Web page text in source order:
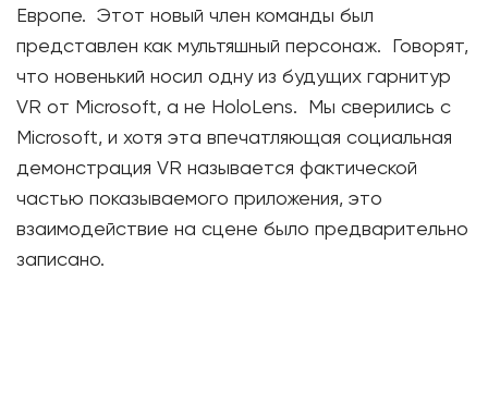
Европе. Этот новый член команды был
представлен как мультяшный персонаж. Говорят,
что новенький носил одну из будущих гарнитур
VR от Microsoft, а не HoloLens. Мы сверились с
Microsoft, и хотя эта впечатляющая социальная
демонстрация VR называется фактической
частью показываемого приложения, это
взаимодействие на сцене было предварительно
записано.